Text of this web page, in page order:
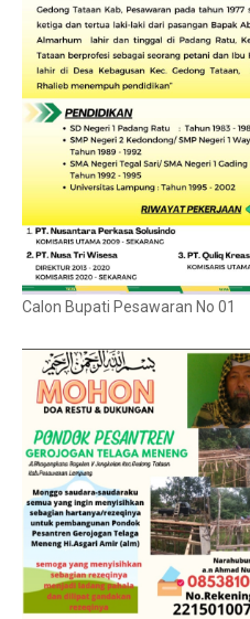
Calon Bupati Pesawaran No 01